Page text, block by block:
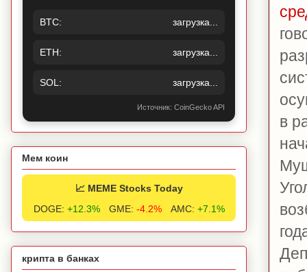
в
BTC: загрузка...
ETH: загрузка...
SOL: загрузка...
Источник: CoinGecko API
Мем коин
📈 MEME Stocks Today
DOGE: +12.3% GME: -4.2% AMC: +7.1%
крипта в банках